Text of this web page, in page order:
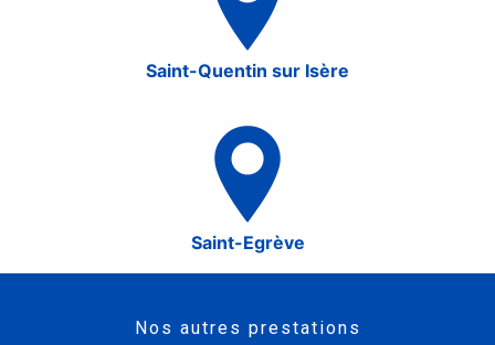
Saint-Quentin sur Isère
Saint-Egrève
Nos autres prestations